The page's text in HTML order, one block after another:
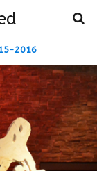
2016